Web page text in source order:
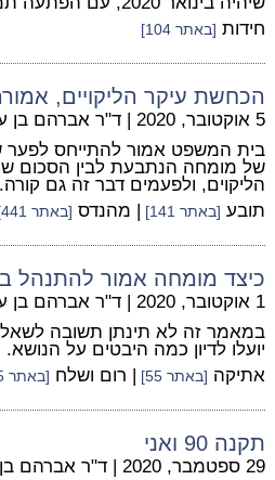
חידות [באתר 104]
הכחשת עיקר הליקויים,
5 אוקטובר, 2020 | ד"ר אברהם בן
בית המשפט אמור להתייחס לפער
של מומחה הנתבעת לבין הסכום
הליקוים, ולפעמים דבר זה גם קורה.
תובע [באתר 141] | מהנדס [באתר 441]
כיצד מומחה אמור להתנהל
1 אוקטובר, 2020 | ד"ר אברהם בן
במאמר זה לא תינתן תשובה
יועלו לדיון כמה היבטים על הנושא.
אתיקה [באתר 55] | רום ושלח [באתר 355]
תקנה 90 ואני
29 ספטמבר, 2020 | ד"ר אברהם